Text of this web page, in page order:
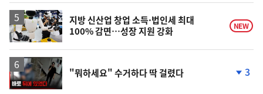
하
락
지방 신산업 창업 소득·법인세 최대
100% 감면…성장 지원 강화
NEW
영
상
"뭐하세요" 수거하다 딱 걸렸다 3